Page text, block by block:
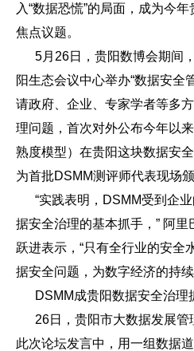
入“数据恐慌”的局面，成为今
焦点议题。
5月26日，贵阳数博会期间
阳生态会议中心举办“数据安全
请政府、企业、专家学者等多
理问题，首次对外公布今年以
熟度模型）在贵阳这块数据安
为首批DSMM测评师代表现场颁
“实践表明，DSMM受到企业
据安全治理的基本抓手，” 阿
跃进表示，“只有全行业的安全
据安全问题，为数字经济的持
DSMM成贵阳数据安全治理
26日，贵阳市大数据发展管
此次论坛发言中，用一组数据